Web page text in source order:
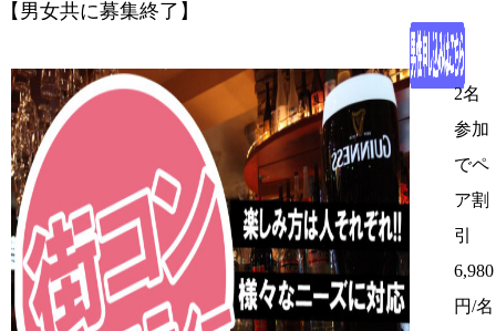
【男女共に募集終了】
2名
参加
でペ
ア割
引
6,980
円/名